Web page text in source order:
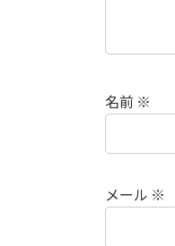
名前 ※
メール ※